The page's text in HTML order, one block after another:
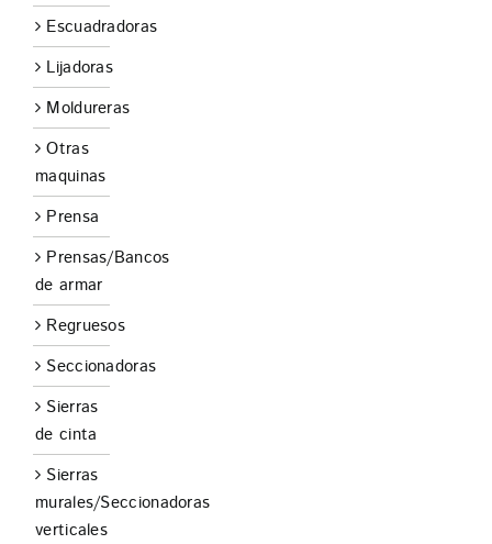
Escuadradoras
Lijadoras
Moldureras
Otras
maquinas
Prensa
Prensas/Bancos
de armar
Regruesos
Seccionadoras
Sierras
de cinta
Sierras
murales/Seccionadoras
verticales